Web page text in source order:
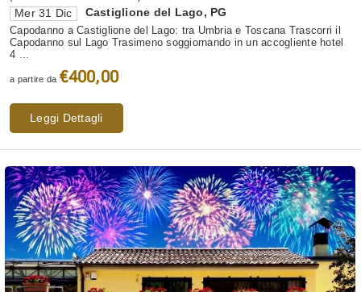
Mer 31 Dic Castiglione del Lago , PG
Capodanno a Castiglione del Lago: tra Umbria e Toscana Trascorri il
Capodanno sul Lago Trasimeno soggiornando in un accogliente hotel
4 ...
a partire da €400,00
Leggi Dettagli